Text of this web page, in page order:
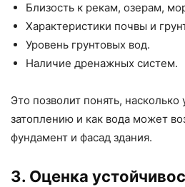
Близость к рекам, озерам,
Характеристики почвы и
Уровень грунтовых вод.
Наличие дренажных систем.
Это позволит понять, насколько
затоплению и как вода может
фундамент и фасад здания.
3. Оценка